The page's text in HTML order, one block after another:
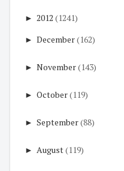
► 2012 (1241)
► December(162)
► November(143)
► October(119)
► September(88)
► August(119)